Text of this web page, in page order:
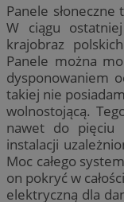
Panele słoneczne
W ciągu
krajobraz
Panele można
dysponowaniem
takiej nie
wolnostojącą.
nawet do pięciu
instalacji
Moc całego
on pokryć w
elektryczną dla